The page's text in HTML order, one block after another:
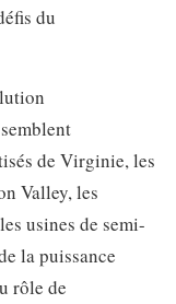
du
de Virginie, les
Valley, les
usines de semi-
la puissance
rôle de